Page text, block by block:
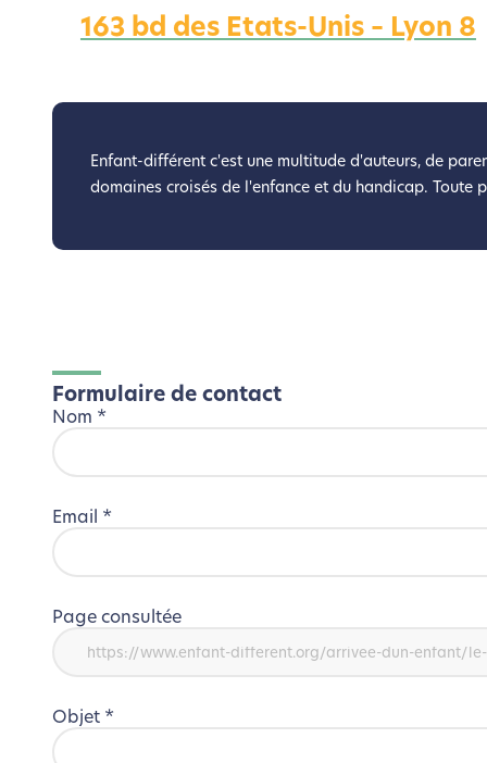
Nous avons
Si vous aussi vous
163 bd des Etats-Unis – Lyon 8
Enfant-différent c'est une multitude d'auteurs, de
domaines croisés de l'enfance et du handicap. Toute
Formulaire de contact
Nom *
Email *
Page consultée
Objet *